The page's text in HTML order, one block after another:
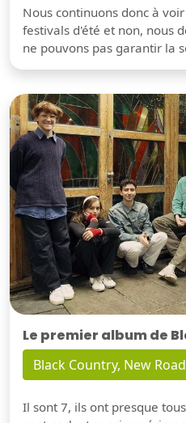
Nous continuons donc à
festivals d'été et non, nous
ne pouvons pas garantir la
Le premier album de
Black Country, New Road
Il sont 7, ils ont presque